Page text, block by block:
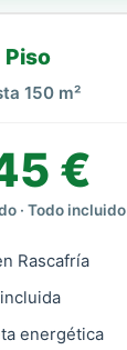
Piso
150 m²
€
· Todo incluido
Rascafría
energética